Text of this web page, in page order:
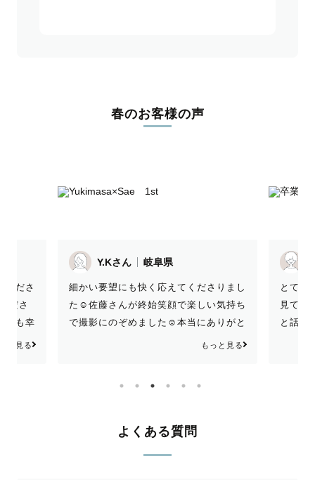
春のお客様の声
くださ
ださ
ても幸
お願
と見る
Y.Kさん 岐阜県
細かい要望にも快く応えてくださりまし
た☺︎佐藤さんが終始笑顔で楽しい気持ち
で撮影にのぞめました☺︎本当にありがと
もっと見る
とても
見てみ
と話し
よくある質問